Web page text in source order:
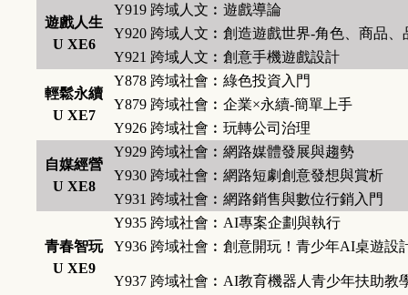
遊戲人生
U XE6
Y919 跨域人文︰遊戲導論
Y920 跨域人文︰創造遊戲世界-角色、商品、
Y921 跨域人文︰創意手機遊戲設計
輕鬆永續
U XE7
Y878 跨域社會︰綠色投資入門
Y879 跨域社會︰企業×永續-簡單上手
Y926 跨域社會︰玩轉公司治理
自媒經營
U XE8
Y929 跨域社會︰網路媒體發展與趨勢
Y930 跨域社會︰網路短劇創意發想與賞析
Y931 跨域社會︰網路銷售與數位行銷入門
青春智玩
U XE9
Y935 跨域社會︰AI專案企劃與執行
Y936 跨域社會︰創意開玩！青少年AI桌遊設
Y937 跨域社會︰AI教育機器人青少年扶助教